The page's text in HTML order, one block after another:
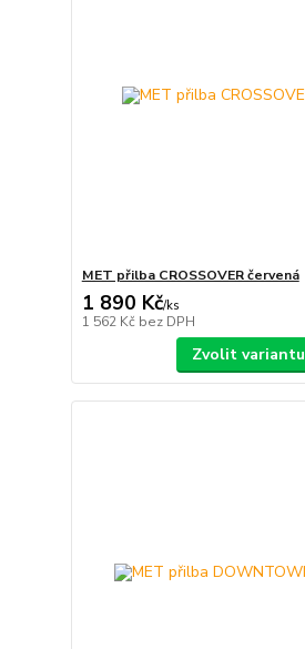
MET přilba CROSSOVER červená
1 890 Kč/ks
1 562 Kč bez DPH
Zvolit variantu